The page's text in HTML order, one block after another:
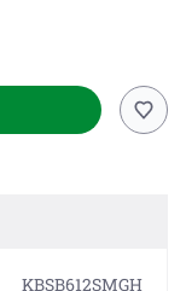
KBSB612SMGH